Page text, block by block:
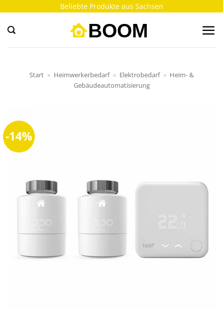
springen
Beliebte Produkte aus Sachsen
Start » Heimwerkerbedarf » Elektrobedarf » Heim- &
Gebäudeautomatisierung
-14%